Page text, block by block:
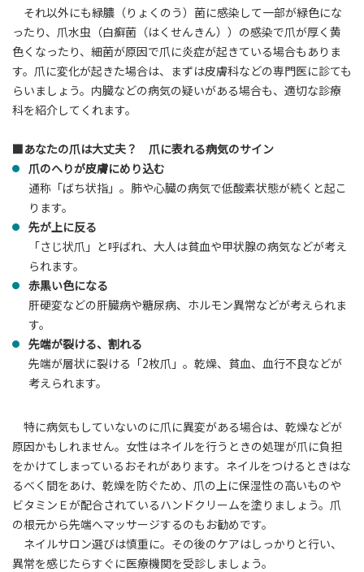
それ以外にも緑膿（りょくのう）菌に感染して一部が緑色にな
ったり、爪水虫（白癬菌（はくせんきん））の感染で爪が厚く黄
色くなったり、細菌が原因で爪に炎症が起きている場合もありま
す。爪に変化が起きた場合は、まずは皮膚科などの専門医に診ても
らいましょう。内臓などの病気の疑いがある場合も、適切な診療
科を紹介してくれます。
■あなたの爪は大丈夫？ 爪に表れる病気のサイン
爪のへりが皮膚にめり込む
通称「ばち状指」。肺や心臓の病気で低酸素状態が続くと起こ
ります。
先が上に反る
「さじ状爪」と呼ばれ、大人は貧血や甲状腺の病気などが考え
られます。
赤黒い色になる
肝硬変などの肝臓病や糖尿病、ホルモン異常などが考えられま
す。
先端が裂ける、割れる
先端が層状に裂ける「2枚爪」。乾燥、貧血、血行不良などが
考えられます。
特に病気もしていないのに爪に異変がある場合は、乾燥などが
原因かもしれません。女性はネイルを行うときの処理が爪に負担
をかけてしまっているおそれがあります。ネイルをつけるときはな
るべく間をあけ、乾燥を防ぐため、爪の上に保湿性の高いものや
ビタミンＥが配合されているハンドクリームを塗りましょう。爪
の根元から先端へマッサージするのもお勧めです。
ネイルサロン選びは慎重に。その後のケアはしっかりと行い、
異常を感じたらすぐに医療機関を受診しましょう。